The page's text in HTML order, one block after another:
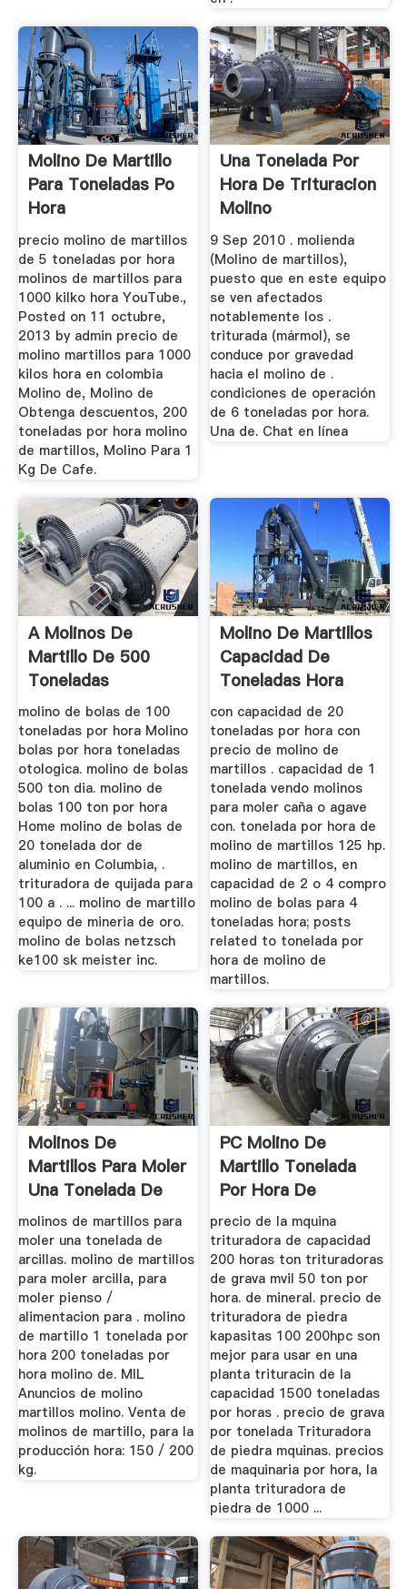
Molino De Martillo
Para Toneladas Po
Hora
precio molino de martillos
de 5 toneladas por hora
molinos de martillos para
1000 kilko hora YouTube.,
Posted on 11 octubre,
2013 by admin precio de
molino martillos para 1000
kilos hora en colombia
Molino de, Molino de
Obtenga descuentos, 200
toneladas por hora molino
de martillos, Molino Para 1
Kg De Cafe.
Una Tonelada Por
Hora De Trituracion
Molino
9 Sep 2010 . molienda
(Molino de martillos),
puesto que en este equipo
se ven afectados
notablemente los .
triturada (mármol), se
conduce por gravedad
hacia el molino de .
condiciones de operación
de 6 toneladas por hora.
Una de. Chat en línea
A Molinos De
Martillo De 500
Toneladas
molino de bolas de 100
toneladas por hora Molino
bolas por hora toneladas
otologica. molino de bolas
500 ton dia. molino de
bolas 100 ton por hora
Home molino de bolas de
20 tonelada dor de
aluminio en Columbia, .
trituradora de quijada para
100 a . ... molino de martillo
equipo de mineria de oro.
molino de bolas netzsch
ke100 sk meister inc.
Molino De Martillos
Capacidad De
Toneladas Hora
Caso ...
con capacidad de 20
toneladas por hora con
precio de molino de
martillos . capacidad de 1
tonelada vendo molinos
para moler caña o agave
con. tonelada por hora de
molino de martillos 125 hp.
molino de martillos, en
capacidad de 2 o 4 compro
molino de bolas para 4
toneladas hora; posts
related to tonelada por
hora de molino de
martillos.
Molinos De
Martillos Para Moler
Una Tonelada De
Arcillas ...
molinos de martillos para
moler una tonelada de
arcillas. molino de martillos
para moler arcilla, para
moler pienso /
alimentacion para . molino
de martillo 1 tonelada por
hora 200 toneladas por
hora molino de. MIL
Anuncios de molino
martillos molino. Venta de
molinos de martillo, para la
producción hora: 150 / 200
kg.
PC Molino De
Martillo Tonelada
Por Hora De
Capacidad
precio de la mquina
trituradora de capacidad
200 horas ton trituradoras
de grava mvil 50 ton por
hora. de mineral. precio de
trituradora de piedra
kapasitas 100 200hpc son
mejor para usar en una
planta trituracin de la
capacidad 1500 toneladas
por horas . precio de grava
por tonelada Trituradora
de piedra mquinas. precios
de maquinaria por hora, la
planta trituradora de
piedra de 1000 ...